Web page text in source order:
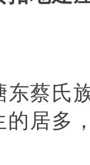
东蔡氏
的居多